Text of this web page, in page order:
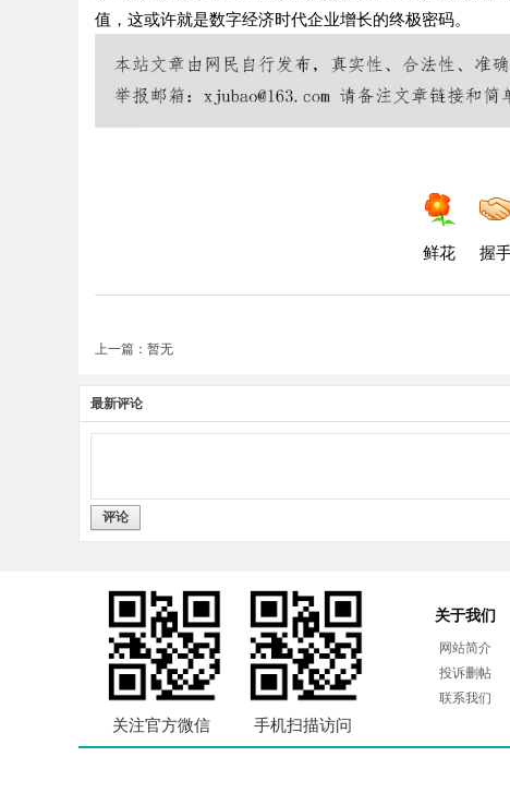
值，这或许就是数字经济时代企业增长的终极密码。
鲜花 握
上一篇：暂无
最新评论
评论
关注官方微信 手机扫描访问
关于我们
网站简介
投诉删帖
联系我们